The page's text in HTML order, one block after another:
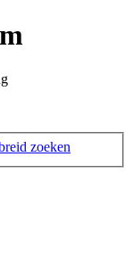
zoeken